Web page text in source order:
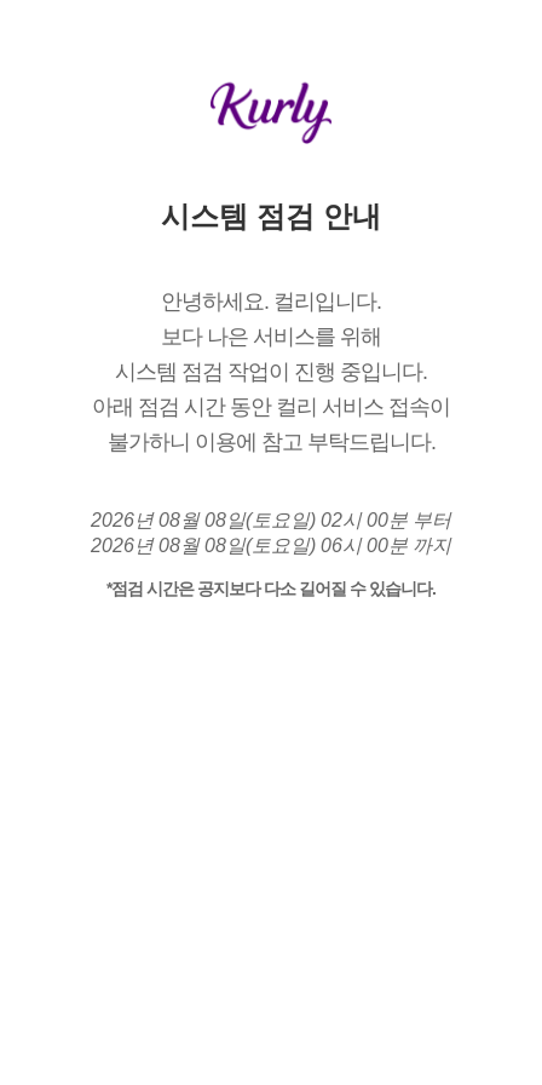
시스템 점검 안내
안녕하세요. 컬리입니다.
보다 나은 서비스를 위해
시스템 점검 작업이 진행 중입니다.
아래 점검 시간 동안 컬리 서비스 접속이
불가하니 이용에 참고 부탁드립니다.
2026년 08월 08일(토요일) 02시 00분 부터
2026년 08월 08일(토요일) 06시 00분 까지
*점검 시간은 공지보다 다소 길어질 수 있습니다.